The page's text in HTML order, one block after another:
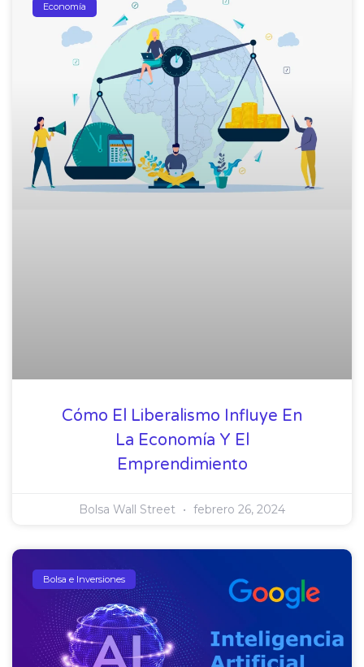
Economía
Cómo El Liberalismo Influye En
La Economía Y El
Emprendimiento
Bolsa Wall Street febrero 26, 2024
Bolsa e Inversiones